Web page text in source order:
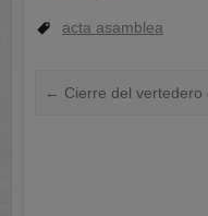
acta asamblea
← Cierre del vertedero